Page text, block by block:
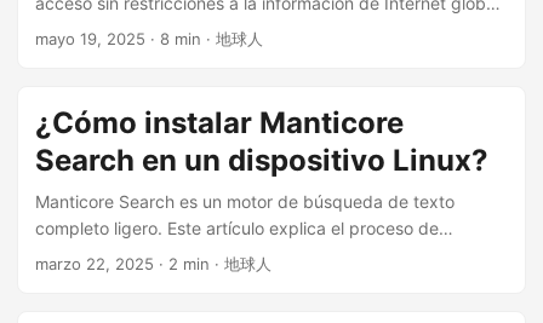
de red (especialmente en redes con cierta pérdida de
paquetes y latencia). ...
es crucial para el aprendizaje, el trabajo y el crecimiento
centrará en varios clientes de software proxy gratuitos y
de código abierto para Apple iPhone y analizará
detalladamente sus características, con la esperanza de
mayo 19, 2025 · 8 min · 地球人
¿Cómo instalar Manticore
Search en un dispositivo Linux?
Manticore Search es un motor de búsqueda de texto
completo ligero. Este artículo explica el proceso de
instalación en dispositivos Linux. Manticore Search es en sí
marzo 22, 2025 · 2 min · 地球人